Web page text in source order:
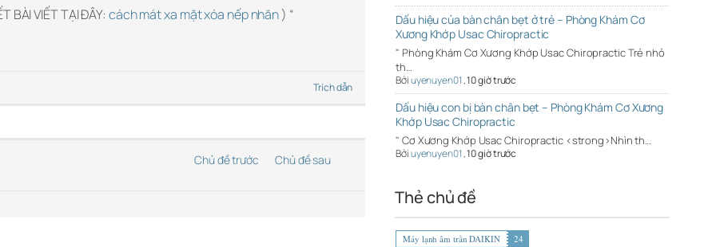
BÀI VIẾT TẠI ĐÂY: cách mát xa mặt xóa nếp nhăn) “
Trích dẫn
Chủ đề trước Chủ đề sau
Dấu hiệu của bàn chân bẹt ở trẻ – Phòng Khám Cơ
Xương Khớp Usac Chiropractic
" Phòng Khám Cơ Xương Khớp Usac Chiropractic Trẻ nhỏ
th…
Bởiuyenuyen01,10 giờ trước
Dấu hiệu con bị bàn chân bẹt – Phòng Khám Cơ Xương
Khớp Usac Chiropractic
" Cơ Xương Khớp Usac Chiropractic <strong>Nhìn th…
Bởiuyenuyen01,10 giờ trước
Thẻ chủ đề
Máy lạnh âm trần DAIKIN
24